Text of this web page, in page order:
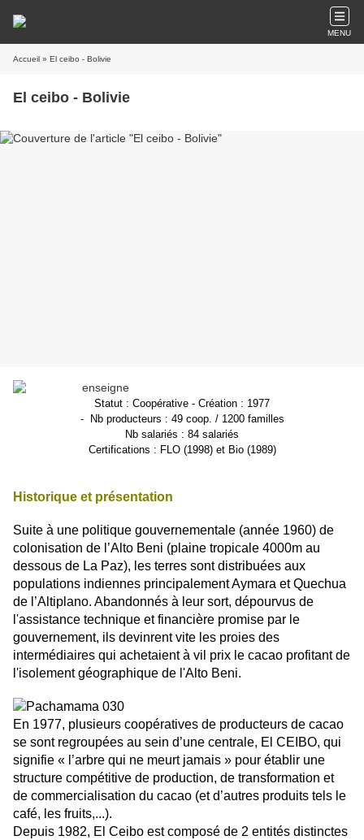
MENU
Accueil » El ceibo - Bolivie
El ceibo - Bolivie
Statut : Coopérative - Création : 1977
-
Nb producteurs : 49 coop. / 1200 familles
Nb salariés : 84 salariés
Certifications : FLO (1998) et Bio (1989)
Historique et présentation
Suite à une politique gouvernementale (année 1960) de
colonisation de l’Alto Beni (plaine tropicale 4000m au
dessous de La Paz), les terres sont distribuées aux
populations indiennes principalement Aymara et Quechua
de l’Altiplano. Abandonnés à leur sort, dépourvus de
l'assistance technique et financière promise par le
gouvernement, ils devinrent vite les proies des
intermédiaires qui achetaient à vil prix le cacao profitant de
l'isolement géographique de l'Alto Beni.
En 1977, plusieurs coopératives de producteurs de cacao
se sont regroupées au sein d’une centrale, El CEIBO, qui
signifie « l’arbre qui ne meurt jamais » pour établir une
structure compétitive de production, de transformation et
de commercialisation du cacao (et d’autres produits tels le
café, les fruits,...).
Depuis 1982, El Ceibo est composé de 2 entités distinctes